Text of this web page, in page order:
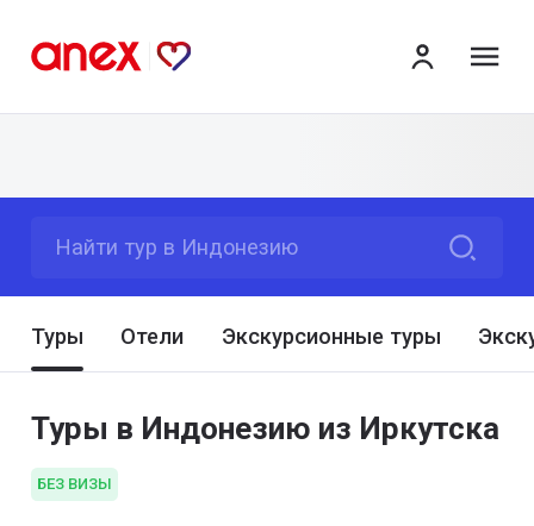
Найти тур в Индонезию
Туры Отели Экскурсионные туры
Туры в Индонезию из Иркутска
БЕЗ ВИЗЫ